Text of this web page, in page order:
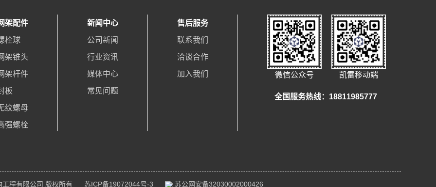
架配件
栓球
架锥头
架杆件
板
纹螺母
强螺栓
新闻中心
公司新闻
行业资讯
媒体中心
常见问题
售后服务
联系我们
洽谈合作
加入我们 微信公众号 凯雷移动端
全国服务热线：18811985777
工程有限公司 版权所有 苏ICP备19072044号-3 苏公网安备32030002000426